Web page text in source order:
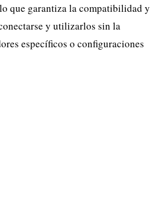
que garantiza la compatibilidad y
y utilizarlos sin la
específicos o configuraciones